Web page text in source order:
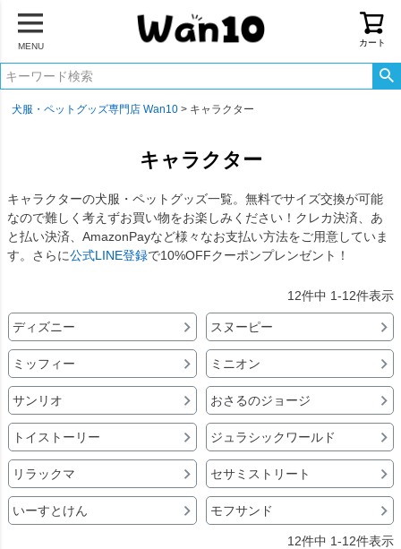
MENU カート
犬服・ペットグッズ専門店 Wan10 キャラクター
キャラクター
キャラクターの犬服・ペットグッズ一覧。無料でサイズ交換が可能
なので難しく考えずお買い物をお楽しみください！クレカ決済、あ
と払い決済、AmazonPayなど様々なお支払い方法をご用意していま
す。さらに公式LINE登録で10%OFFクーポンプレンゼント！
12件中 1-12件表示
ディズニー スヌーピー
ミッフィー ミニオン
サンリオ おさるのジョージ
トイストーリー ジュラシックワールド
リラックマ セサミストリート
いーすとけん モフサンド
12件中 1-12件表示